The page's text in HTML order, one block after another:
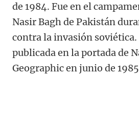
de 1984. Fue en el
Nasir Bagh de Pakistán
contra la invasión soviética.
publicada en la portada de
Geographic en junio de